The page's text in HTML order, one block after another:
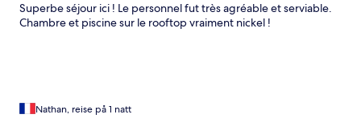
Superbe séjour ici ! Le personnel fut très agréable et serviable.
Chambre et piscine sur le rooftop vraiment nickel !
Nathan, reise på 1 natt